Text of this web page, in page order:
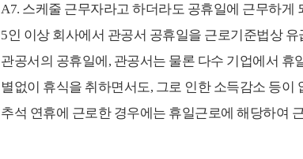
A7. 스케줄 근무자라고 하더라도 공휴일에 근무하
5인 이상 회사에서 관공서 공휴일을 근로기준법상
관공서의 공휴일에, 관공서는 물론 다수 기업에서
별없이 휴식을 취하면서도, 그로 인한 소득감소 등이
추석 연휴에 근로한 경우에는 휴일근로에 해당하여